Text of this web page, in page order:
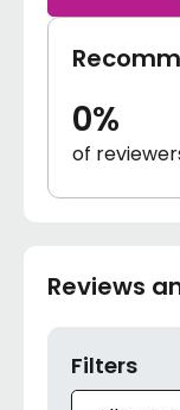
0%
of
Reviews
Filters